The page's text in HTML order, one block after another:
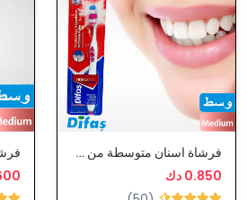
فرشاة اسنان متوسطة من ديفاس
0.850 دك